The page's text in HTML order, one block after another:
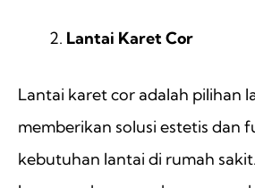
Lantai Karet Cor
Lantai karet cor adalah pilihan
memberikan solusi estetis dan
kebutuhan lantai di rumah